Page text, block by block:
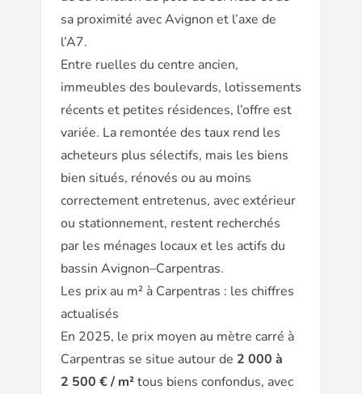
sa proximité avec Avignon et l’axe de
l’A7.
Entre ruelles du centre ancien,
immeubles des boulevards, lotissements
récents et petites résidences, l’offre est
variée. La remontée des taux rend les
acheteurs plus sélectifs, mais les biens
bien situés, rénovés ou au moins
correctement entretenus, avec extérieur
ou stationnement, restent recherchés
par les ménages locaux et les actifs du
bassin Avignon–Carpentras.
Les prix au m² à Carpentras : les chiffres
actualisés
En 2025, le prix moyen au mètre carré à
Carpentras se situe autour de 2 000 à
2 500 € / m²tous biens confondus, avec